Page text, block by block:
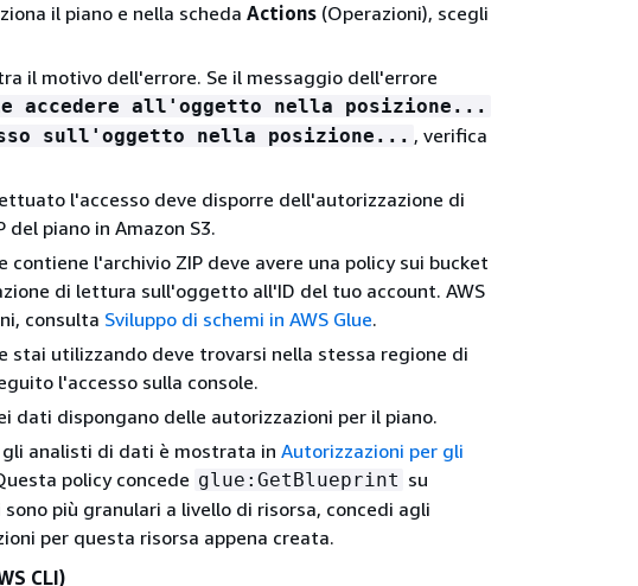
il piano e nella scheda Actions (Operazioni), scegli
il motivo dell'errore. Se il messaggio dell'errore
accedere all'oggetto nella posizione...
sull'oggetto nella posizione... , verifica
l'accesso deve disporre dell'autorizzazione di
piano in Amazon S3.
contiene l'archivio ZIP deve avere una policy sui bucket
di lettura sull'oggetto all'ID del tuo account. AWS
consulta Sviluppo di schemi in AWS Glue.
stai utilizzando deve trovarsi nella stessa regione di
l'accesso sulla console.
dati dispongano delle autorizzazioni per il piano.
analisti di dati è mostrata in Autorizzazioni per gli
policy concede glue:GetBlueprint su
più granulari a livello di risorsa, concedi agli
per questa risorsa appena creata.
CLI)